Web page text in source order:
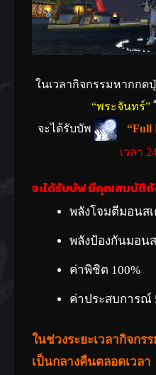
ในเวลากิจกรรมหากกด
“พระจันทร์”
จะได้รับบัพ
“Full
เวลา
จะได้รับบัฟ มีคุณสมบัติ
พลังโจมตีมอนส
พลังป้องกันมอน
ค่าพิชิต 100%
ค่าประสบการณ์
ในช่วงระยะเวลากิจกร
เป็นกลางคืนตลอดเวลา